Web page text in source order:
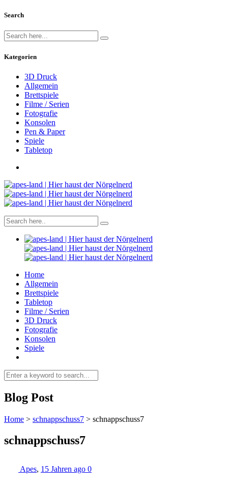
Search
Kategorien
3D Druck
Allgemein
Brettspiele
Filme / Serien
Fotografie
Konsolen
Pen & Paper
Spiele
Tabletop
Home
Allgemein
Brettspiele
Tabletop
Filme / Serien
3D Druck
Fotografie
Konsolen
Spiele
Blog Post
Home > schnappschuss7 > schnappschuss7
schnappschuss7
Apes, 15 Jahren ago 0